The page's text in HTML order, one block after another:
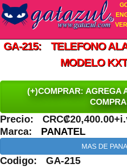
GA-215: TELEFONO
MODELO
(+)COMPRAR: AGREGA
Precio:
Marca: PANATEL
MAS DE
Codigo: GA-215